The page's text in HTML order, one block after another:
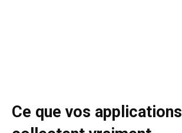
Ce que vos applications